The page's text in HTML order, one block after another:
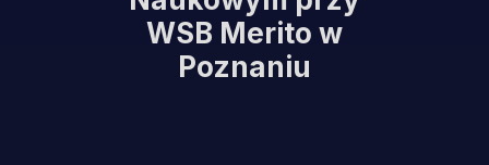
WSB Merito w
Poznaniu